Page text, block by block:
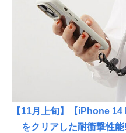
【11月上旬】【iPhone
をクリアした耐衝撃性